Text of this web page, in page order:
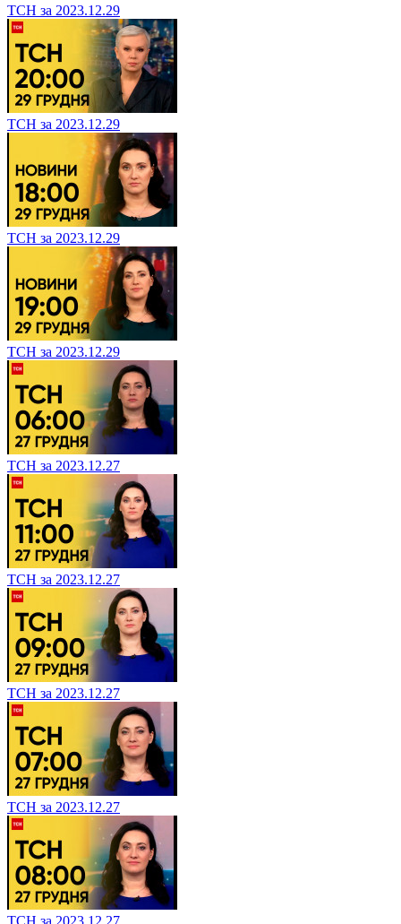
ТСН за 2023.12.29
ТСН за 2023.12.29
ТСН за 2023.12.29
ТСН за 2023.12.29
ТСН за 2023.12.27
ТСН за 2023.12.27
ТСН за 2023.12.27
ТСН за 2023.12.27
ТСН за 2023.12.27